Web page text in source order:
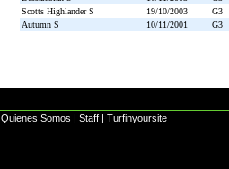
Scotts Highlander S
19/10/2003
G3
Autumn S
10/11/2001 G3
Quienes Somos | Staff | Turfinyoursite